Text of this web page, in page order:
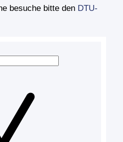
besuche bitte den DTU-